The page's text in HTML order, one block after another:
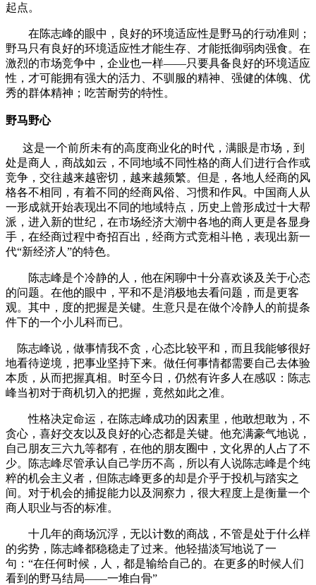
起点。
在陈志峰的眼中，良好的环境适应性是野马的行动准则；
野马只有良好的环境适应性才能生存、才能抵御弱肉强食。在
激烈的市场竞争中，企业也一样——只要具备良好的环境适应
性，才可能拥有强大的活力、不驯服的精神、强健的体魄、优
秀的群体精神；吃苦耐劳的特性。
野马野心
这是一个前所未有的高度商业化的时代，满眼是市场，到
处是商人，商战如云，不同地域不同性格的商人们进行合作或
竞争，交往越来越密切，越来越频繁。但是，各地人经商的风
格各不相同，有着不同的经商风俗、习惯和作风。中国商人从
一形成就开始表现出不同的地域特点，历史上曾形成过十大帮
派，进入新的世纪，在市场经济大潮中各地的商人更是各显身
手，在经商过程中奇招百出，经商方式竞相斗艳，表现出新一
代“新经济人”的特色。
陈志峰是个冷静的人，他在闲聊中十分喜欢谈及关于心态
的问题。在他的眼中，平和不是消极地去看问题，而是更客
观。其中，度的把握是关键。生意只是在做个冷静人的前提条
件下的一个小儿科而已。
陈志峰说，做事情我不贪，心态比较平和，而且我能够很好
地看待逆境，把事业坚持下来。做任何事情都需要自己去体验
本质，从而把握真相。时至今日，仍然有许多人在感叹：陈志
峰当初对于商机切入的把握，竟然如此之准。
性格决定命运，在陈志峰成功的因素里，他敢想敢为，不
贪心，喜好交友以及良好的心态都是关键。他充满豪气地说，
自己朋友三六九等都有，在他的朋友圈中，文化界的人占了不
少。陈志峰尽管承认自己学历不高，所以有人说陈志峰是个纯
粹的机会主义者，但陈志峰更多的却是介乎于投机与踏实之
间。对于机会的捕捉能力以及洞察力，很大程度上是衡量一个
商人职业与否的标准。
十几年的商场沉浮，无以计数的商战，不管是处于什么样
的劣势，陈志峰都稳稳走了过来。他轻描淡写地说了一
句：“在任何时候，人，都是输给自己的。在更多的时候人们
看到的野马结局——一堆白骨”